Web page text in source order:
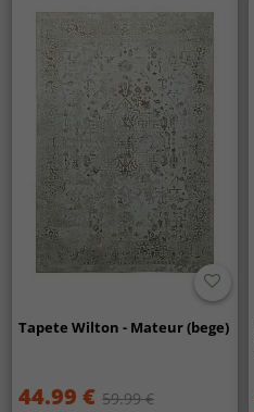
Tapete Wilton - Mateur (bege)
44.99 € 59.99 €